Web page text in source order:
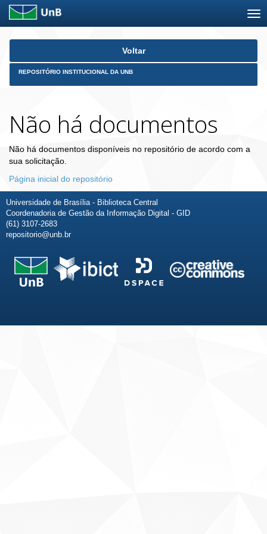
Skip
Voltar
REPOSITÓRIO INSTITUCIONAL DA UNB
Não há documentos
Não há documentos disponíveis no repositório de acordo com a
sua solicitação.
Página inicial do repositório
Universidade de Brasília - Biblioteca Central
Coordenadoria de Gestão da Informação Digital - GID
(61) 3107-2683
repositorio@unb.br